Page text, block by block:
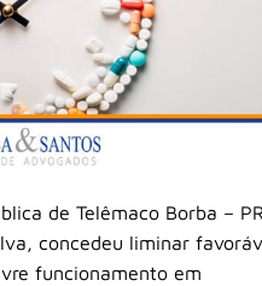
de Telêmaco Borba –
concedeu liminar
funcionamento em